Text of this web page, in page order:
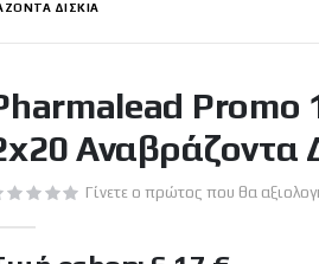
ΔΊΣΚΙΑ
Promo
Αναβράζοντα
Γίνετε ο πρώτος που θα